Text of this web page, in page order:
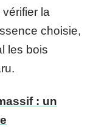
la
choisie,
les bois
: un